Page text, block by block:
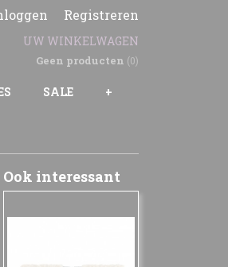
Registreren
UW WINKELWAGEN
Geen producten (0)
SALE +
Ook interessant